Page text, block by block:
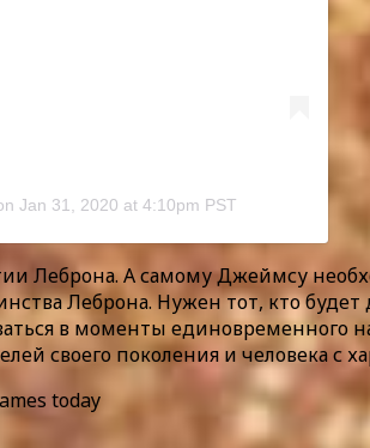
Jan 31, 2020 at 4:10pm PST
Леброна. А самому Джеймсу
Леброна. Нужен тот, кто
в моменты
своего поколения и человека с
today